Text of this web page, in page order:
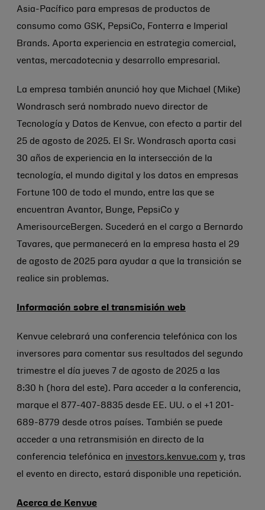
Asia-Pacífico para empresas de productos de
consumo como GSK, PepsiCo, Fonterra e Imperial
Brands. Aporta experiencia en estrategia comercial,
ventas, mercadotecnia y desarrollo empresarial.
La empresa también anunció hoy que Michael (Mike)
Wondrasch será nombrado nuevo director de
Tecnología y Datos de Kenvue, con efecto a partir del
25 de agosto de 2025. El Sr. Wondrasch aporta casi
30 años de experiencia en la intersección de la
tecnología, el mundo digital y los datos en empresas
Fortune 100 de todo el mundo, entre las que se
encuentran Avantor, Bunge, PepsiCo y
AmerisourceBergen. Sucederá en el cargo a Bernardo
Tavares, que permanecerá en la empresa hasta el 29
de agosto de 2025 para ayudar a que la transición se
realice sin problemas.
Información sobre el transmisión web
Kenvue celebrará una conferencia telefónica con los
inversores para comentar sus resultados del segundo
trimestre el día jueves 7 de agosto de 2025 a las
8:30 h (hora del este). Para acceder a la conferencia,
marque el 877-407-8835 desde EE. UU. o el +1 201-
689-8779 desde otros países. También se puede
acceder a una retransmisión en directo de la
conferencia telefónica en investors.kenvue.com y, tras
el evento en directo, estará disponible una repetición.
Acerca de Kenvue